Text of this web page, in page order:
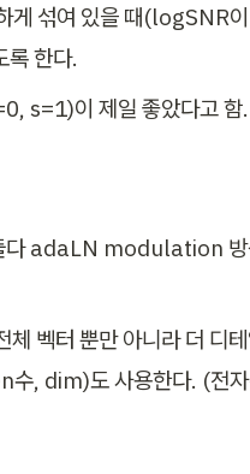
게 섞여 있을 때(logSNR
한다.
s=1)이 제일 좋았다고 함.
adaLN modulation 방
벡터 뿐만 아니라 더 디
, dim)도 사용한다. (전자